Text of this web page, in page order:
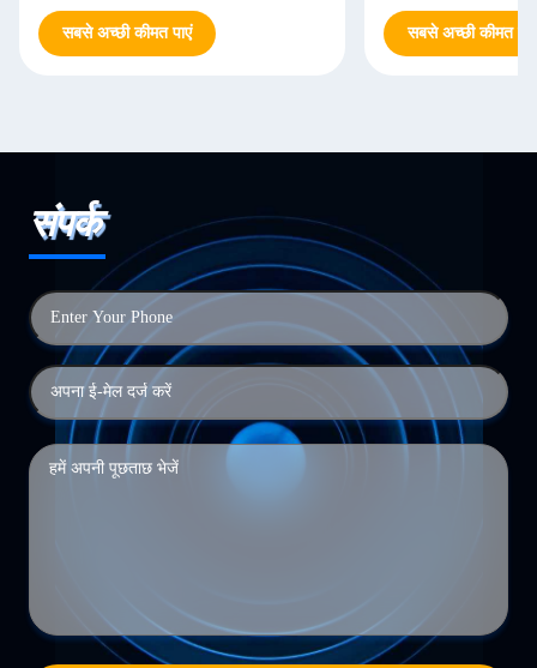
सबसे अच्छी कीमत पाएं सबसे अच्छी कीमत पाएं
संपर्क